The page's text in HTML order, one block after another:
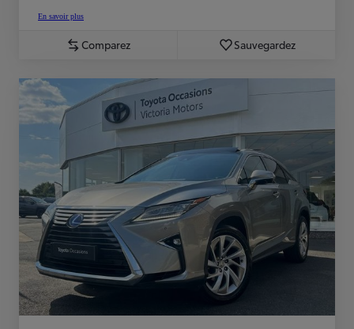
En savoir plus
Comparez Sauvegardez